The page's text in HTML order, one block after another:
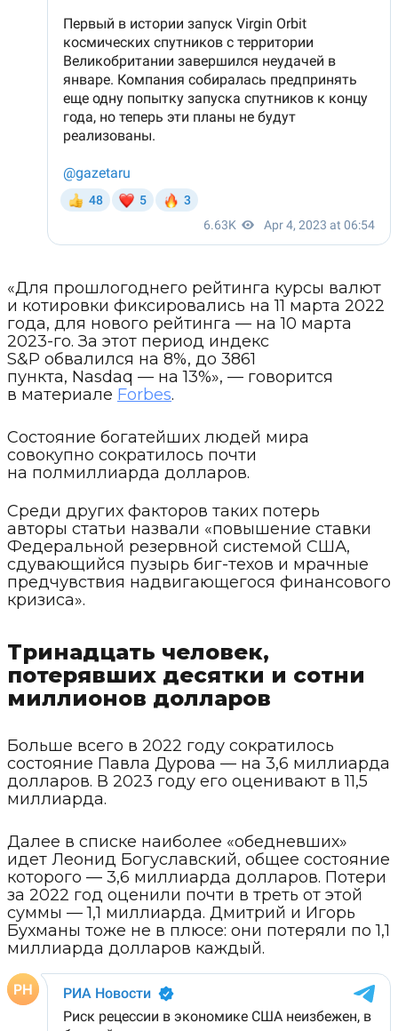
«Для прошлогоднего рейтинга курсы валют
и котировки фиксировались на 11 марта 2022
года, для нового рейтинга — на 10 марта
2023-го. За этот период индекс
S&P обвалился на 8%, до 3861
пункта, Nasdaq — на 13%», — говорится
в материале Forbes.
Состояние богатейших людей мира
совокупно сократилось почти
на полмиллиарда долларов.
Среди других факторов таких потерь
авторы статьи назвали «повышение ставки
Федеральной резервной системой США,
сдувающийся пузырь биг-техов и мрачные
предчувствия надвигающегося финансового
кризиса».
Тринадцать человек,
потерявших десятки и сотни
миллионов долларов
Больше всего в 2022 году сократилось
состояние Павла Дурова — на 3,6 миллиарда
долларов. В 2023 году его оценивают в 11,5
миллиарда.
Далее в списке наиболее «обедневших»
идет Леонид Богуславский, общее состояние
которого — 3,6 миллиарда долларов. Потери
за 2022 год оценили почти в треть от этой
суммы — 1,1 миллиарда. Дмитрий и Игорь
Бухманы тоже не в плюсе: они потеряли по 1,1
миллиарда долларов каждый.